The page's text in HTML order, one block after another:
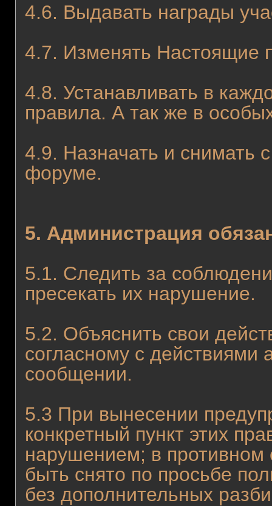
4.6. Выдавать награды
4.7. Изменять Настоящие
4.8. Устанавливать в
правила. А так же в
4.9. Назначать и снимать
форуме.
5. Администрация
5.1. Следить за
пресекать их нарушение.
5.2. Объяснить свои
согласному с
сообщении.
5.3 При вынесении
конкретный пункт этих
нарушением; в противном
быть снято по просьбе
без дополнительных